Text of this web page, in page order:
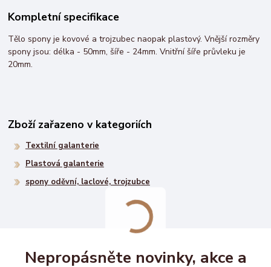
Kompletní specifikace
Tělo spony je kovové a trojzubec naopak plastový. Vnější rozměry
spony jsou: délka - 50mm, šíře - 24mm. Vnitřní šíře průvleku je
20mm.
Zboží zařazeno v kategoriích
Textilní galanterie
Plastová galanterie
spony oděvní, laclové, trojzubce
Nepropásněte novinky, akce a